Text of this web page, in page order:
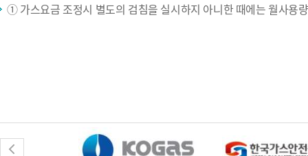
① 가스요금 조정시 별도의 검침을 실시하지 아니한 때에는 월사용